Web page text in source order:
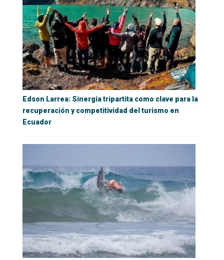
Edson Larrea: Sinergia tripartita como clave para la
recuperación y competitividad del turismo en
Ecuador